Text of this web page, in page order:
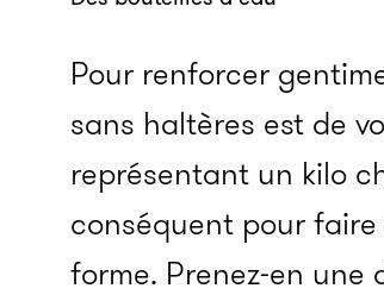
Pour renforcer
sans haltères est de
représentant un kilo
conséquent pour
forme. Prenez-en une